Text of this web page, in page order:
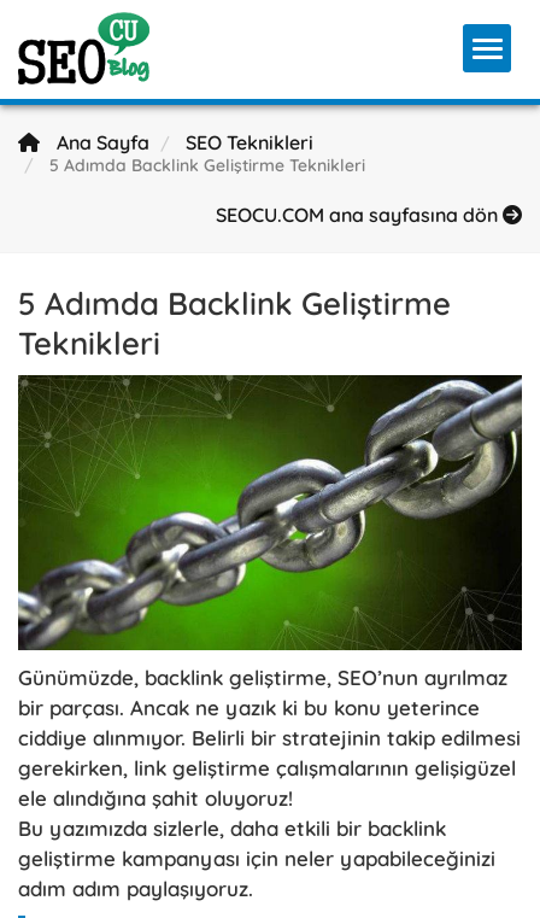
Ana Sayfa SEO Teknikleri
5 Adımda Backlink Geliştirme Teknikleri
SEOCU.COM ana sayfasına dön
5 Adımda Backlink Geliştirme
Teknikleri
Günümüzde, backlink geliştirme, SEO’nun ayrılmaz
bir parçası. Ancak ne yazık ki bu konu yeterince
ciddiye alınmıyor. Belirli bir stratejinin takip edilmesi
gerekirken, link geliştirme çalışmalarının gelişigüzel
ele alındığına şahit oluyoruz!
Bu yazımızda sizlerle, daha etkili bir backlink
geliştirme kampanyası için neler yapabileceğinizi
adım adım paylaşıyoruz.